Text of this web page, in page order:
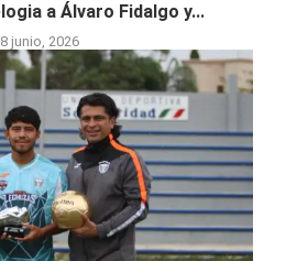
a Álvaro Fidalgo y...
8 junio, 2026